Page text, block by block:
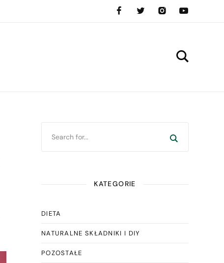
KATEGORIE
DIETA
NATURALNE SKŁADNIKI I DIY
POZOSTAŁE